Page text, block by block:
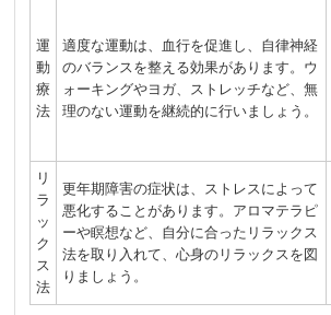
運
動
療
法
適度な運動は、血行を促進し、自律神経
のバランスを整える効果があります。ウ
ォーキングやヨガ、ストレッチなど、無
理のない運動を継続的に行いましょう。
リ
ラ
ッ
ク
ス
法
更年期障害の症状は、ストレスによって
悪化することがあります。アロマテラピ
ーや瞑想など、自分に合ったリラックス
法を取り入れて、心身のリラックスを図
りましょう。